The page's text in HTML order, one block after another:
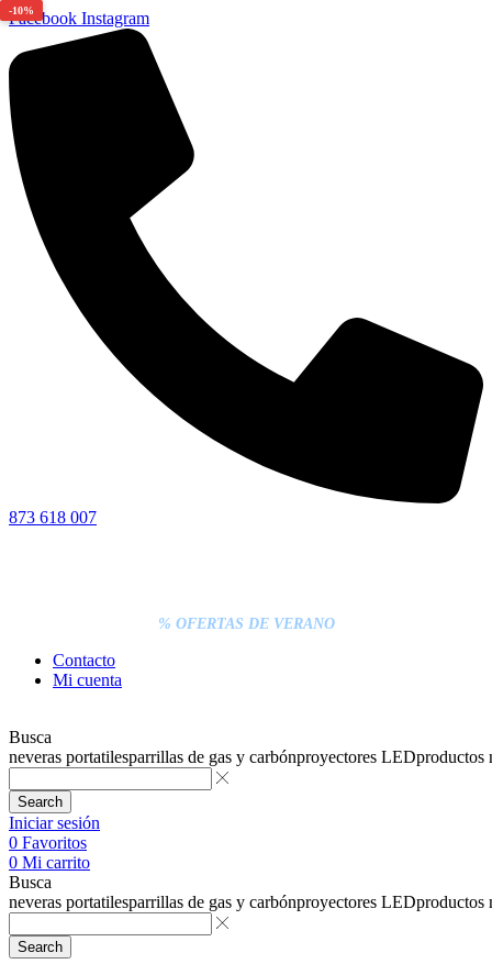
Facebook Instagram
873 618 007
% OFERTAS DE VERANO
Contacto
Mi cuenta
Busca
neveras portatilesparrillas de gas y carbónproyectores LEDproductos
Search
Iniciar sesión
0 Favoritos
0 Mi carrito
Busca
neveras portatilesparrillas de gas y carbónproyectores LEDproductos
Search
-10%